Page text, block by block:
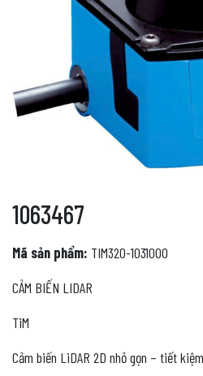
1063467
Mã sản phẩm: TIM320-1031000
CẢM BIẾN LIDAR
TiM
Cảm biến LiDAR 2D nhỏ gọn – tiết